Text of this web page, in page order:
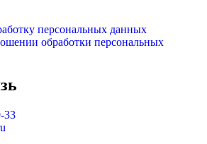
персональных данных
обработки персональных
33